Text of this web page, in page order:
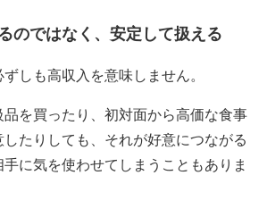
のではなく、安定して扱える
しも高収入を意味しません。
を買ったり、初対面から高価な食事
たりしても、それが好意につながる
に気を使わせてしまうこともありま